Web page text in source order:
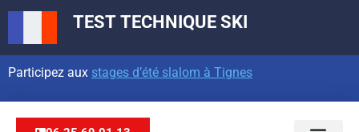
TEST TECHNIQUESKI
Participez aux stages d’été slalom à Tignes